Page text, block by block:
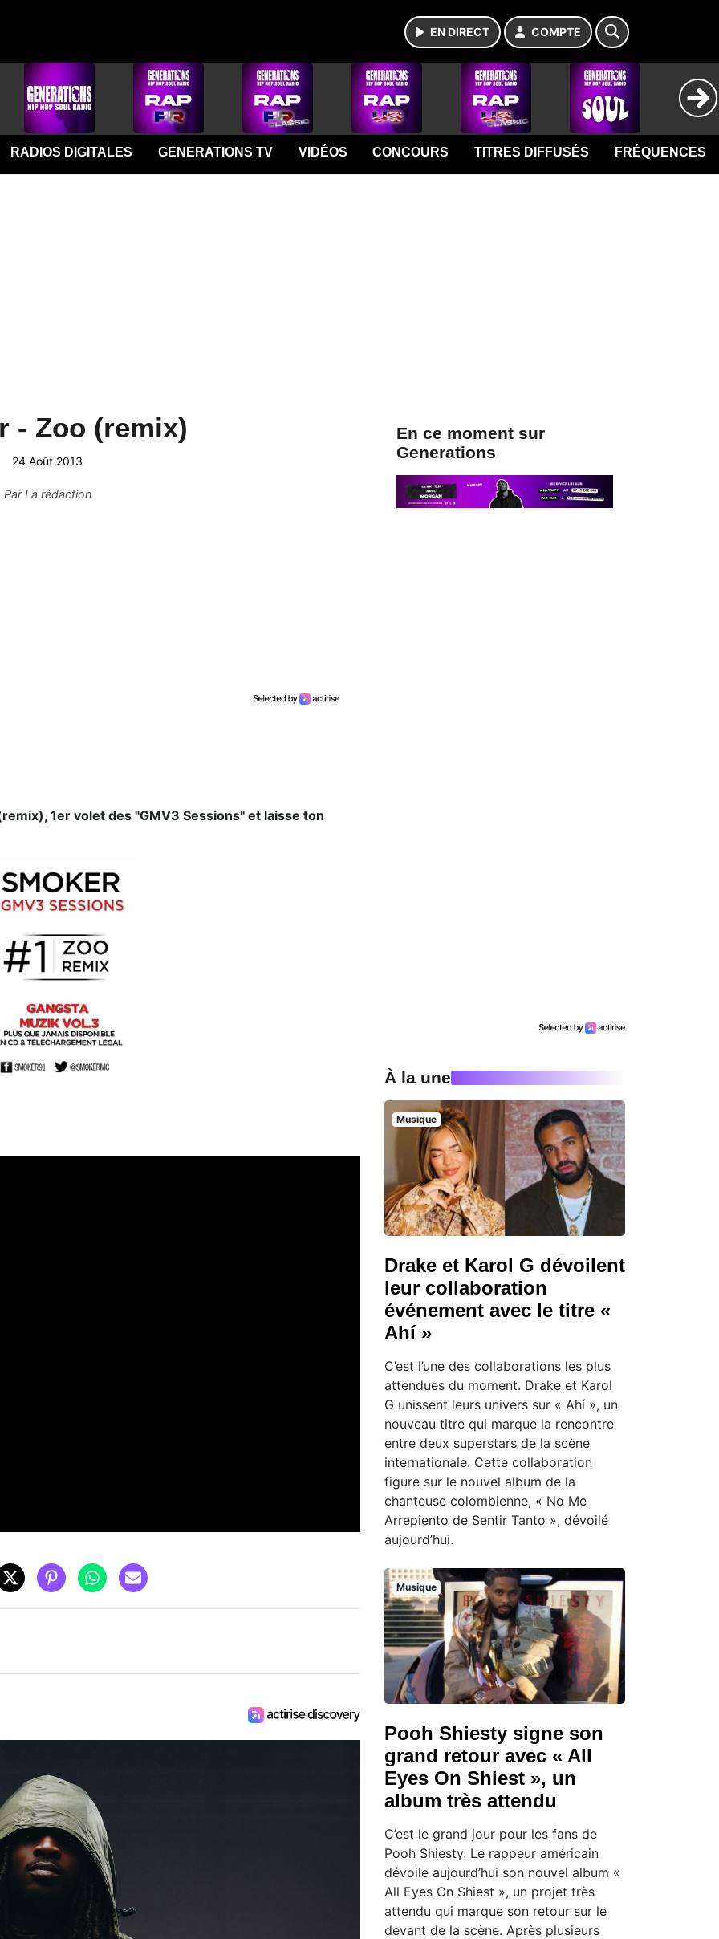
EN DIRECT COMPTE
RADIOS DIGITALES GENERATIONS TV VIDÉOS CONCOURS TITRES DIFFUSÉS FRÉQUENCES
- Zoo (remix)
24 Août 2013
ParLa rédaction
1er volet des "GMV3 Sessions" et laisse ton
En ce moment sur
Generations
À la une
Musique
Drake et Karol G dévoilent
leur collaboration
événement avec le titre «
Ahí »
C’est l’une des collaborations les plus
attendues du moment. Drake et Karol
G unissent leurs univers sur « Ahí », un
nouveau titre qui marque la rencontre
entre deux superstars de la scène
internationale. Cette collaboration
figure sur le nouvel album de la
chanteuse colombienne, « No Me
Arrepiento de Sentir Tanto », dévoilé
aujourd’hui.
Musique
Pooh Shiesty signe son
grand retour avec « All
Eyes On Shiest », un
album très attendu
C’est le grand jour pour les fans de
Pooh Shiesty. Le rappeur américain
dévoile aujourd’hui son nouvel album «
All Eyes On Shiest », un projet très
attendu qui marque son retour sur le
devant de la scène. Après plusieurs